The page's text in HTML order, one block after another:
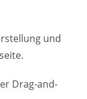
und
Drag-and-